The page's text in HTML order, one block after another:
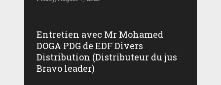
Entretien avec Mr Mohamed
DOGA PDG de EDF Divers
Distribution (Distributeur du jus
Bravo leader)